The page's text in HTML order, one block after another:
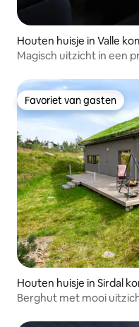
Houten huisje in Valle
Magisch uitzicht in een
Favoriet van gasten
Favoriet van gasten
Houten huisje in Sirdal
Berghut met mooi